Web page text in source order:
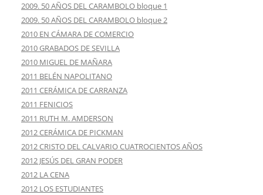
2009. 50 AÑOS DEL CARAMBOLO bloque 1
2009. 50 AÑOS DEL CARAMBOLO bloque 2
2010 EN CÁMARA DE COMERCIO
2010 GRABADOS DE SEVILLA
2010 MIGUEL DE MAÑARA
2011 BELÉN NAPOLITANO
2011 CERÁMICA DE CARRANZA
2011 FENICIOS
2011 RUTH M. AMDERSON
2012 CERÁMICA DE PICKMAN
2012 CRISTO DEL CALVARIO CUATROCIENTOS AÑOS
2012 JESÚS DEL GRAN PODER
2012 LA CENA
2012 LOS ESTUDIANTES